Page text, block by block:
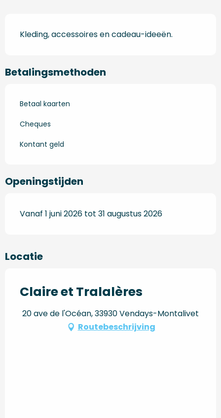
Kleding, accessoires en cadeau-ideeën.
Betalingsmethoden
Betaal kaarten
Cheques
Kontant geld
Openingstijden
Vanaf 1 juni 2026 tot 31 augustus 2026
Locatie
Claire et Tralalères
20 ave de l'Océan, 33930 Vendays-Montalivet
Routebeschrijving